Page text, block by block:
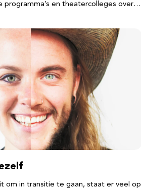
programma’s en theatercolleges over…
om in transitie te gaan, staat er veel op